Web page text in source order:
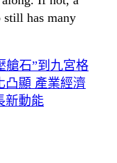
still has many
艙石”到九宮格
凸顯 產業經濟
新動能